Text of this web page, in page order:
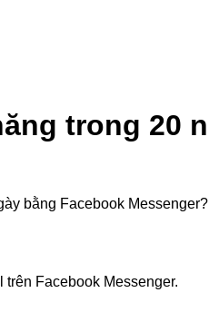
trong 20
bằng Facebook Messenger?
Facebook Messenger.